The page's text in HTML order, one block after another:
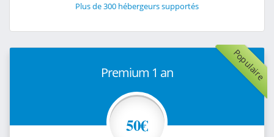
Plus de 300 hébergeurs supportés
Populaire
Premium 1 an
50€